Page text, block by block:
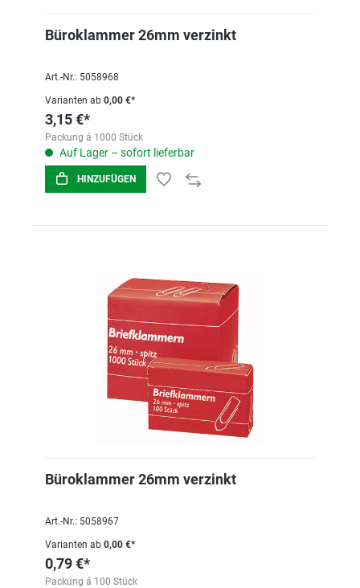
Büroklammer 26mm verzinkt
Art.-Nr.: 5058968
Varianten ab 0,00 €*
3,15 €*
Packung á 1000 Stück
Auf Lager – sofort lieferbar
HINZUFÜGEN
Büroklammer 26mm verzinkt
Art.-Nr.: 5058967
Varianten ab 0,00 €*
0,79 €*
Packung á 100 Stück